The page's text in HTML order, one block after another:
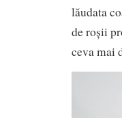
lăudata
de roșii
ceva mai